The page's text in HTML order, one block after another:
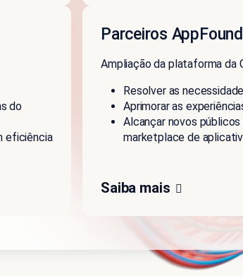
do
eficiência
Parceiros
Ampliação da plataforma da
Resolver as
Aprimorar as
Alcançar novos
marketplace de
Saiba mais